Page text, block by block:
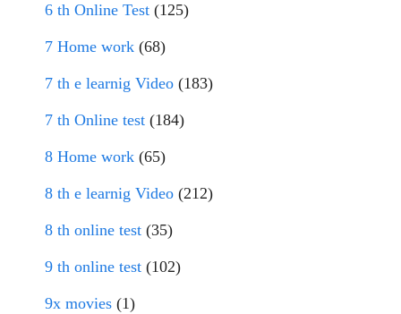
6 th Online Test (125)
7 Home work (68)
7 th e learnig Video (183)
7 th Online test (184)
8 Home work (65)
8 th e learnig Video (212)
8 th online test (35)
9 th online test (102)
9x movies (1)